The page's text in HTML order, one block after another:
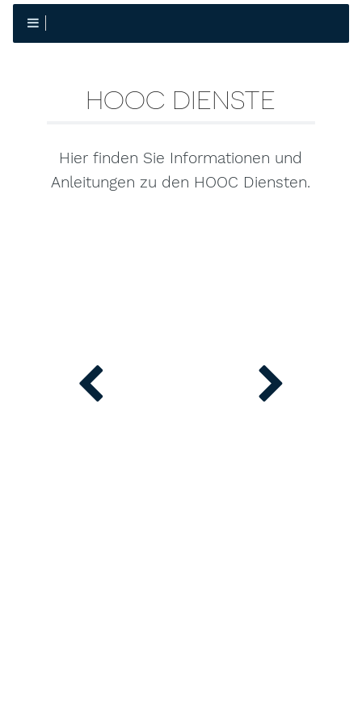
HOOC DIENSTE
Hier finden Sie Informationen und
Anleitungen zu den HOOC Diensten.